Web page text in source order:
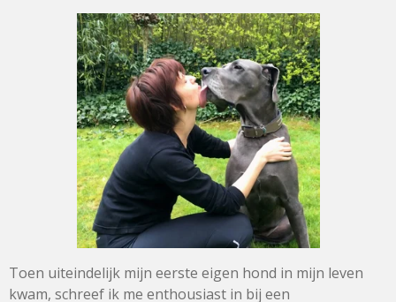
Toen uiteindelijk mijn eerste eigen hond in mijn leven
kwam, schreef ik me enthousiast in bij een